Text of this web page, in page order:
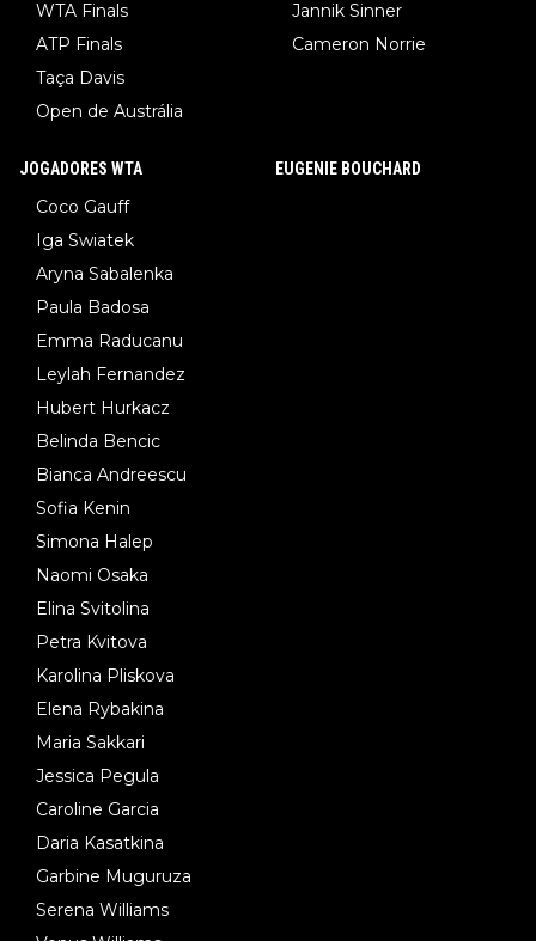
WTA Finals
ATP Finals
Taça Davis
Open de Austrália
Jannik Sinner
Cameron Norrie
JOGADORES WTA
Coco Gauff
Iga Swiatek
Aryna Sabalenka
Paula Badosa
Emma Raducanu
Leylah Fernandez
Hubert Hurkacz
Belinda Bencic
Bianca Andreescu
Sofia Kenin
Simona Halep
Naomi Osaka
Elina Svitolina
Petra Kvitova
Karolina Pliskova
Elena Rybakina
Maria Sakkari
Jessica Pegula
Caroline Garcia
Daria Kasatkina
Garbine Muguruza
Serena Williams
EUGENIE BOUCHARD